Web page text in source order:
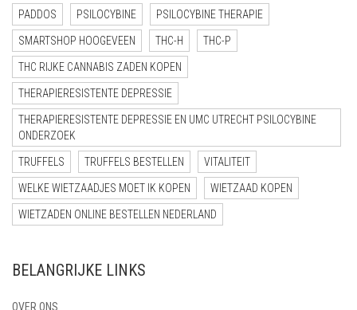
PADDOS PSILOCYBINE PSILOCYBINE THERAPIE
SMARTSHOP HOOGEVEEN THC-H THC-P
THC RIJKE CANNABIS ZADEN KOPEN
THERAPIERESISTENTE DEPRESSIE
THERAPIERESISTENTE DEPRESSIE EN UMC UTRECHT PSILOCYBINE
ONDERZOEK
TRUFFELS TRUFFELS BESTELLEN VITALITEIT
WELKE WIETZAADJES MOET IK KOPEN WIETZAAD KOPEN
WIETZADEN ONLINE BESTELLEN NEDERLAND
BELANGRIJKE LINKS
OVER ONS